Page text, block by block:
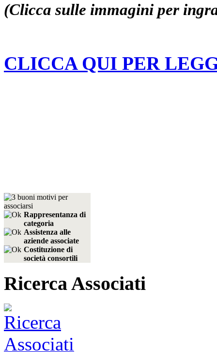
(Clicca sulle immagini per
CLICCA QUI PER
Rappresentanza di
categoria
Assistenza alle
aziende associate
Costituzione di
società consortili
Ricerca Associati